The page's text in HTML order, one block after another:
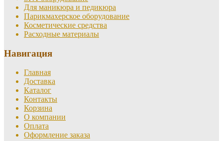
Для маникюра и педикюра
Парикмахерское оборудование
Косметические средства
Расходные материалы
Навигация
Главная
Доставка
Каталог
Контакты
Корзина
О компании
Оплата
Оформление заказа